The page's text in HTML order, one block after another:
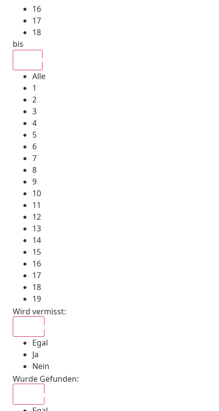
16
17
18
bis
Alle
1
2
3
4
5
6
7
8
9
10
11
12
13
14
15
16
17
18
19
Wird vermisst:
Egal
Ja
Nein
Wurde Gefunden: